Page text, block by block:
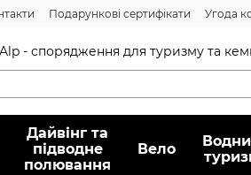
Подарункові сертифікати Угода
- спорядження для туризму та
Дайвінг та
підводне
полювання
Вело